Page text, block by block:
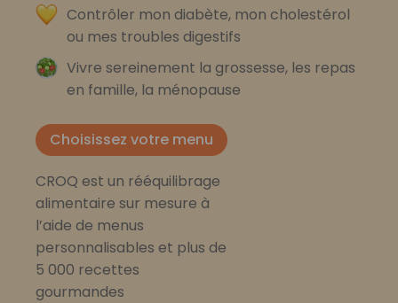
Contrôler mon diabète, mon cholestérol
ou mes troubles digestifs
Vivre sereinement la grossesse, les repas
en famille, la ménopause
Choisissez votre menu
CROQ est un rééquilibrage
alimentaire sur mesure à
l’aide de menus
personnalisables et plus de
5 000 recettes
gourmandes